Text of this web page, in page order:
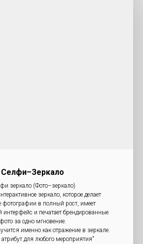
Селфи–Зеркало
зеркало (Фото–зеркало)
зеркало, которое делает
фотографии в полный рост, имеет
и печатает брендированные
фото за одно мгновение.
именно как отражение в зеркале.
для любого мероприятия"